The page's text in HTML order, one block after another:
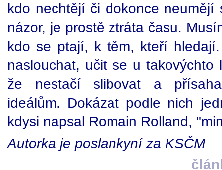
kdo nechtějí či dokonce neumějí
názor, je prostě ztráta času.
kdo se ptají, k těm, kteří
naslouchat, učit se u takovýchto
že nestačí slibovat a
ideálům. Dokázat podle nich
kdysi napsal Romain Rolland,
Autorka je poslankyní za KSČM